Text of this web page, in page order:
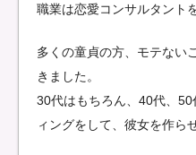
職業は恋愛コンサルタント
多くの童貞の方、モテない
きました。
30代はもちろん、40代、
ィングをして、彼女を作ら